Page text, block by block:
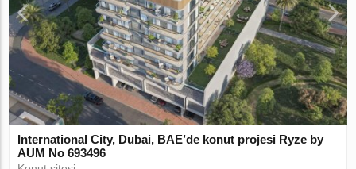
International City, Dubai, BAE’de konut projesi Ryze by
AUM No 693496